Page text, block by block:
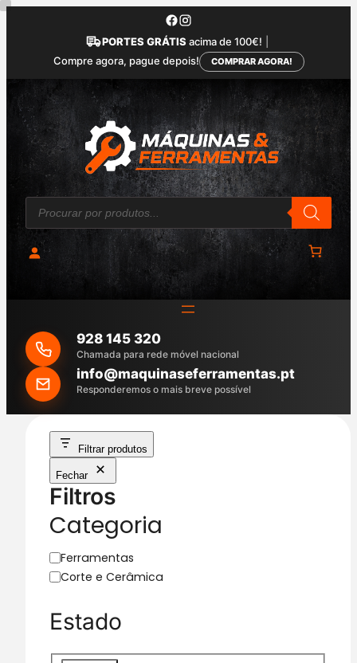
Saltar
conteúdo
PORTES GRÁTIS acima de 100€!
Compre agora, pague depois!
COMPRAR AGORA!
P
o
u
r
c
h
928 145 320
Chamada para rede móvel nacional
info@maquinaseferramentas.pt
Responderemos o mais breve possível
Filtrar produtos
Fechar
Filtros
Categoria
C
a
e
g
Ferramentas
Corte e Cerâmica
Estado